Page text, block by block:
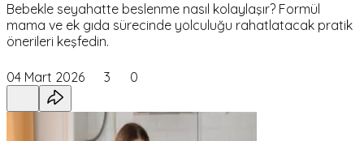
Bebekle seyahatte beslenme nasıl kolaylaşır? Formül
mama ve ek gıda sürecinde yolculuğu rahatlatacak pratik
önerileri keşfedin.
04 Mart 2026 3 0